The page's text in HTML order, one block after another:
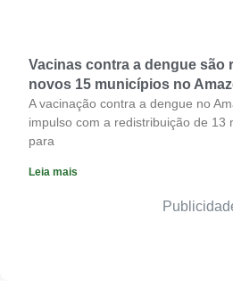
Vacinas contra a dengue são
novos 15 municípios no
A vacinação contra a dengue no
impulso com a redistribuição de 13
para
Leia mais